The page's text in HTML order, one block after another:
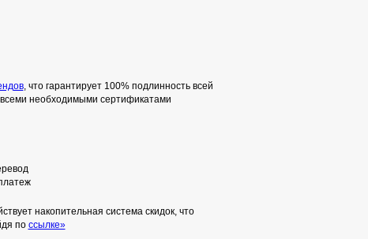
, что гарантирует 100% подлинность всей
необходимыми сертификатами
накопительная система скидок, что
по ссылке»